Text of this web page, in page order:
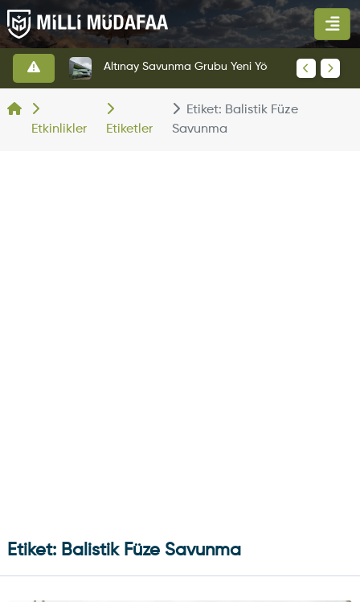
Etkinlikler Etiketler
Etiket: Balistik Füze
Savunma
Etiket: Balistik Füze Savunma